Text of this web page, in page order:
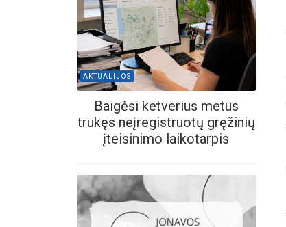
AKTUALIJOS
Baigėsi ketverius metus
trukęs neįregistruotų gręžinių
įteisinimo laikotarpis